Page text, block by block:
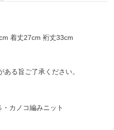
着丈27cm 裄丈33cm
る旨ご了承ください。
カノコ編みニット